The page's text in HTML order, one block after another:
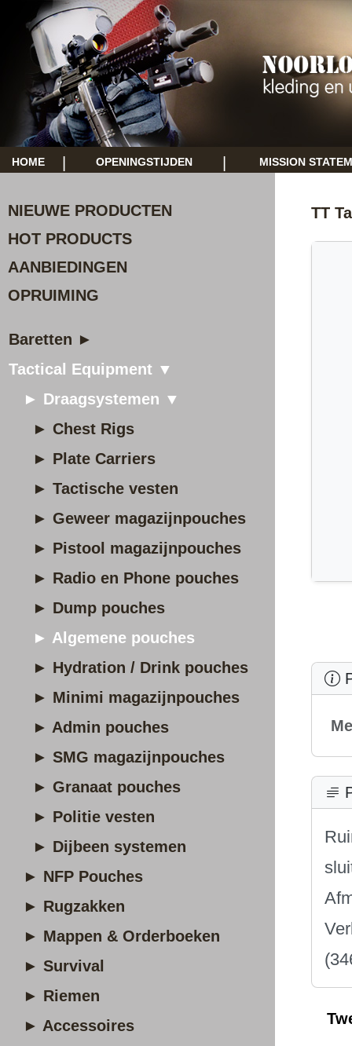
HOME OPENINGSTIJDEN MISSION
NIEUWE PRODUCTEN
HOT PRODUCTS
AANBIEDINGEN
OPRUIMING
Baretten ►
Tactical Equipment ▼
► Draagsystemen ▼
► Chest Rigs
► Plate Carriers
► Tactische vesten
► Geweer magazijnpouches
► Pistool magazijnpouches
► Radio en Phone pouches
► Dump pouches
► Algemene pouches
► Hydration / Drink pouches
► Minimi magazijnpouches
► Admin pouches
► SMG magazijnpouches
► Granaat pouches
► Politie vesten
► Dijbeen systemen
► NFP Pouches
► Rugzakken
► Mappen & Orderboeken
► Survival
► Riemen
► Accessoires
TT